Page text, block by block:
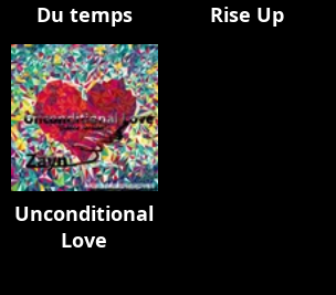
Du temps Rise Up
Unconditional
Love